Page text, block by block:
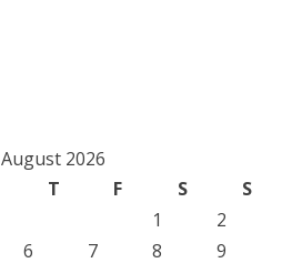
August 2026
T F S
S
1
2
6 7 8
9